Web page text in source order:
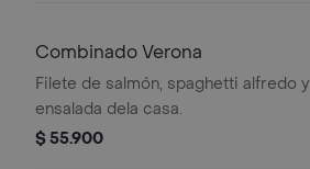
Combinado Verona
Filete de salmón, spaghetti alfredo y
ensalada dela casa.
$ 55.900